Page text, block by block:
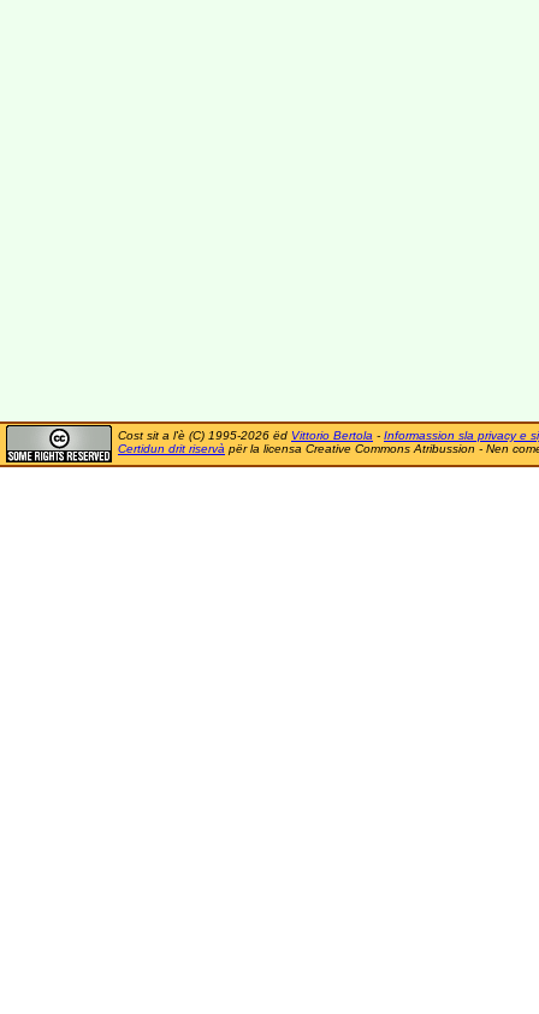
Cost sit a l'è (C) 1995-2026 ëd Vittorio Bertola - Informassion sla privacy e
Certidun drit riservà për la licensa Creative Commons Atribussion - Nen